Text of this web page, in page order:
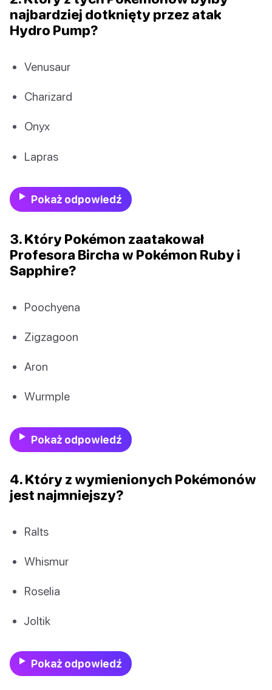
najbardziej dotknięty przez atak
Hydro Pump?
Venusaur
Charizard
Onyx
Lapras
Pokaż odpowiedź
3. Który Pokémon zaatakował
Profesora Bircha w Pokémon Ruby i
Sapphire?
Poochyena
Zigzagoon
Aron
Wurmple
Pokaż odpowiedź
4. Który z wymienionych Pokémonów
jest najmniejszy?
Ralts
Whismur
Roselia
Joltik
Pokaż odpowiedź